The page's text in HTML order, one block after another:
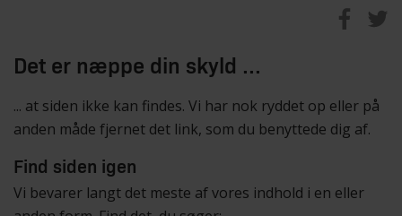
Det er næppe din skyld ...
... at siden ikke kan findes. Vi har nok ryddet op eller på
anden måde fjernet det link, som du benyttede dig af.
Find siden igen
Vi bevarer langt det meste af vores indhold i en eller